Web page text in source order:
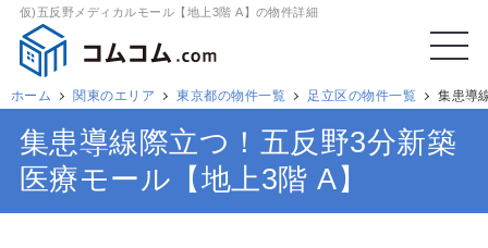
仮)五反野メディカルモール【地上3階 A】の物件詳細
ホーム 関東のエリア 東京都の物件一覧 足立区の物件一覧 集患導
集患導線際立つ！五反野3分新築
医療モール【地上3階 A】